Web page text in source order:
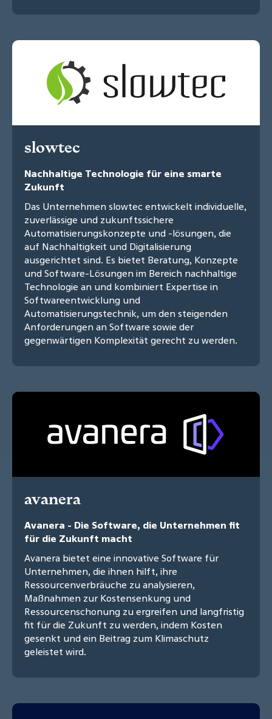
slowtec
Nachhaltige Technologie für eine smarte
Zukunft
Das Unternehmen slowtec entwickelt individuelle,
zuverlässige und zukunftssichere
Automatisierungskonzepte und -lösungen, die
auf Nachhaltigkeit und Digitalisierung
ausgerichtet sind. Es bietet Beratung, Konzepte
und Software-Lösungen im Bereich nachhaltige
Technologie an und kombiniert Expertise in
Softwareentwicklung und
Automatisierungstechnik, um den steigenden
Anforderungen an Software sowie der
gegenwärtigen Komplexität gerecht zu werden.
avanera
Avanera - Die Software, die Unternehmen fit
für die Zukunft macht
Avanera bietet eine innovative Software für
Unternehmen, die ihnen hilft, ihre
Ressourcenverbräuche zu analysieren,
Maßnahmen zur Kostensenkung und
Ressourcenschonung zu ergreifen und langfristig
fit für die Zukunft zu werden, indem Kosten
gesenkt und ein Beitrag zum Klimaschutz
geleistet wird.